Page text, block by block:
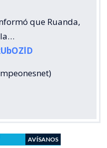
que Ruanda,
AVÍSANOS